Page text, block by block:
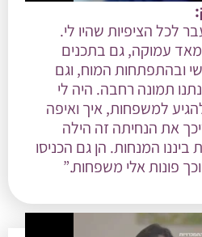
לכל הציפיות שהיו לי.
עמוקה, גם בתכנים
ובהתפתחות המוח, וגם
תמונה רחבה. היה לי
למשפחות, איך ואיפה
את הנחיתה זה הילה
המנחות. הן גם הכניסו
פונות אלי משפחות.”